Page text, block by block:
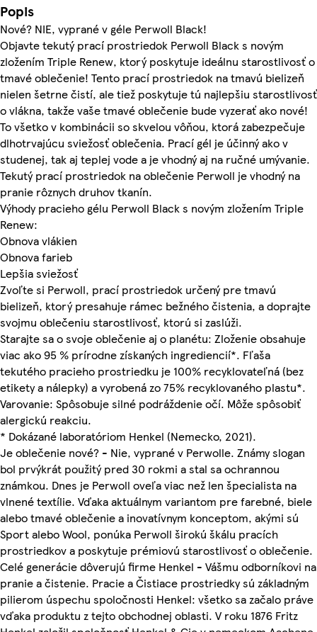
Popis
Nové? NIE, vyprané v géle Perwoll Black!
Objavte tekutý prací prostriedok Perwoll Black s novým
zložením Triple Renew, ktorý poskytuje ideálnu starostlivosť o
tmavé oblečenie! Tento prací prostriedok na tmavú bielizeň
nielen šetrne čistí, ale tiež poskytuje tú najlepšiu starostlivosť
o vlákna, takže vaše tmavé oblečenie bude vyzerať ako nové!
To všetko v kombinácii so skvelou vôňou, ktorá zabezpečuje
dlhotrvajúcu sviežosť oblečenia. Prací gél je účinný ako v
studenej, tak aj teplej vode a je vhodný aj na ručné umývanie.
Tekutý prací prostriedok na oblečenie Perwoll je vhodný na
pranie rôznych druhov tkanín.
Výhody pracieho gélu Perwoll Black s novým zložením Triple
Renew:
Obnova vlákien
Obnova farieb
Lepšia sviežosť
Zvoľte si Perwoll, prací prostriedok určený pre tmavú
bielizeň, ktorý presahuje rámec bežného čistenia, a doprajte
svojmu oblečeniu starostlivosť, ktorú si zaslúži.
Starajte sa o svoje oblečenie aj o planétu: Zloženie obsahuje
viac ako 95 % prírodne získaných ingrediencií*. Fľaša
tekutého pracieho prostriedku je 100% recyklovateľná (bez
etikety a nálepky) a vyrobená zo 75% recyklovaného plastu*.
Varovanie: Spôsobuje silné podráždenie očí. Môže spôsobiť
alergickú reakciu.
* Dokázané laboratóriom Henkel (Nemecko, 2021).
Je oblečenie nové? - Nie, vyprané v Perwolle. Známy slogan
bol prvýkrát použitý pred 30 rokmi a stal sa ochrannou
známkou. Dnes je Perwoll oveľa viac než len špecialista na
vlnené textílie. Vďaka aktuálnym variantom pre farebné, biele
alebo tmavé oblečenie a inovatívnym konceptom, akými sú
Sport alebo Wool, ponúka Perwoll širokú škálu pracích
prostriedkov a poskytuje prémiovú starostlivosť o oblečenie.
Celé generácie dôverujú firme Henkel - Vášmu odborníkovi na
pranie a čistenie. Pracie a Čistiace prostriedky sú základným
pilierom úspechu spoločnosti Henkel: všetko sa začalo práve
vďaka produktu z tejto obchodnej oblasti. V roku 1876 Fritz